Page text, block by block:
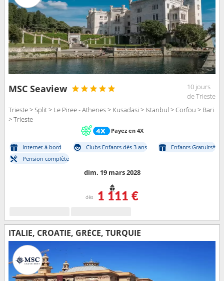
MSC Seaview
10 jours
de Trieste
Trieste > Split > Le Piree - Athenes > Kusadasi > Istanbul > Corfou > Bari
> Trieste
Payez en 4X
Internet à bord Clubs Enfants dès 3 ans
Enfants Gratuits*
Pension complète
dim. 19 mars 2028
dès 1 111 €
ITALIE, CROATIE, GRÈCE, TURQUIE